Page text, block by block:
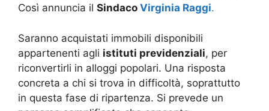
Così annuncia il Sindaco Virginia Raggi.
Saranno acquistati immobili disponibili
appartenenti agli istituti previdenziali, per
riconvertirli in alloggi popolari. Una risposta
concreta a chi si trova in difficoltà, soprattutto
in questa fase di ripartenza. Si prevede un